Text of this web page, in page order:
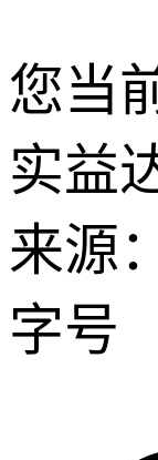
您当
实益
来源
字号